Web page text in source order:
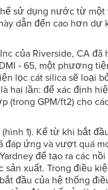
sử dụng nước từ
dẫn đến cao hơn
của Riverside, CA
‐ 65, một phương
lọc cát silica sẽ loại
hai lần: để xác định
(trong GPM/ft2) cho
1). Kể từ khi bắt
ứng và vượt quá
để tạo ra các nồi
xuất. Trong điều
đầu của hệ thống